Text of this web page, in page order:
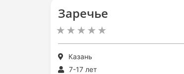
Заречье
Казань
7-17 лет